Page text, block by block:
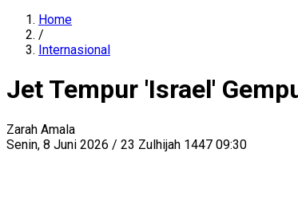
Home
/
Internasional
Jet Tempur 'Israel'
Zarah Amala
Senin, 8 Juni 2026 / 23 Zulhijah 1447 09:30